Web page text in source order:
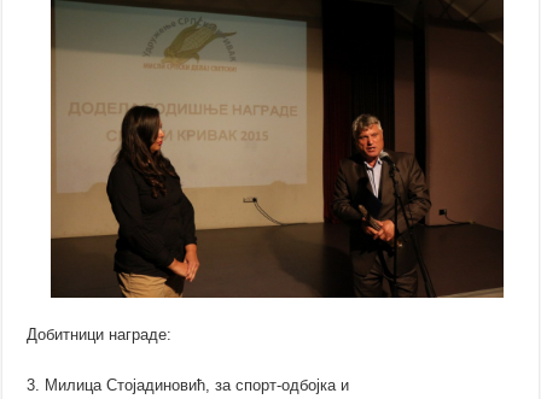
Добитници награде:
3. Милица Стојадиновић, за спорт-одбојка и